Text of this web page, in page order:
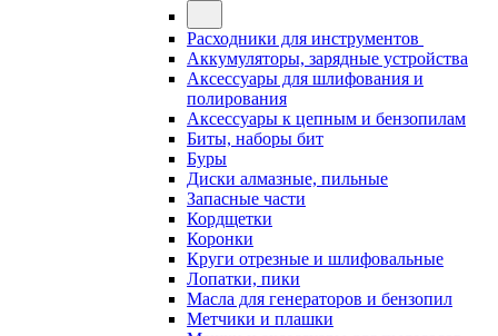
Расходники для инструментов
Аккумуляторы, зарядные устройства
Аксессуары для шлифования и
полирования
Аксессуары к цепным и бензопилам
Биты, наборы бит
Буры
Диски алмазные, пильные
Запасные части
Кордщетки
Коронки
Круги отрезные и шлифовальные
Лопатки, пики
Масла для генераторов и бензопил
Метчики и плашки